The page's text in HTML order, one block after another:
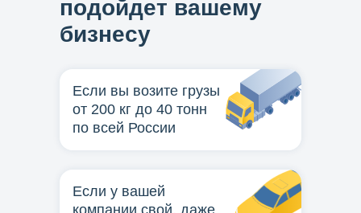
Если вы возите грузы
от 200 кг до 40 тонн
по всей России
подойдет вашему
бизнесу
Если у вашей